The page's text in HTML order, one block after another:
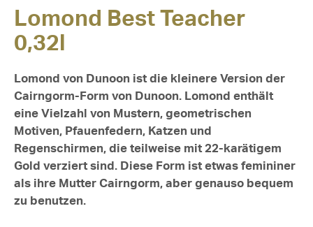
Lomond Best Teacher
0,32l
Lomond von Dunoon ist die kleinere Version der
Cairngorm-Form von Dunoon. Lomond enthält
eine Vielzahl von Mustern, geometrischen
Motiven, Pfauenfedern, Katzen und
Regenschirmen, die teilweise mit 22-karätigem
Gold verziert sind. Diese Form ist etwas femininer
als ihre Mutter Cairngorm, aber genauso bequem
zu benutzen.